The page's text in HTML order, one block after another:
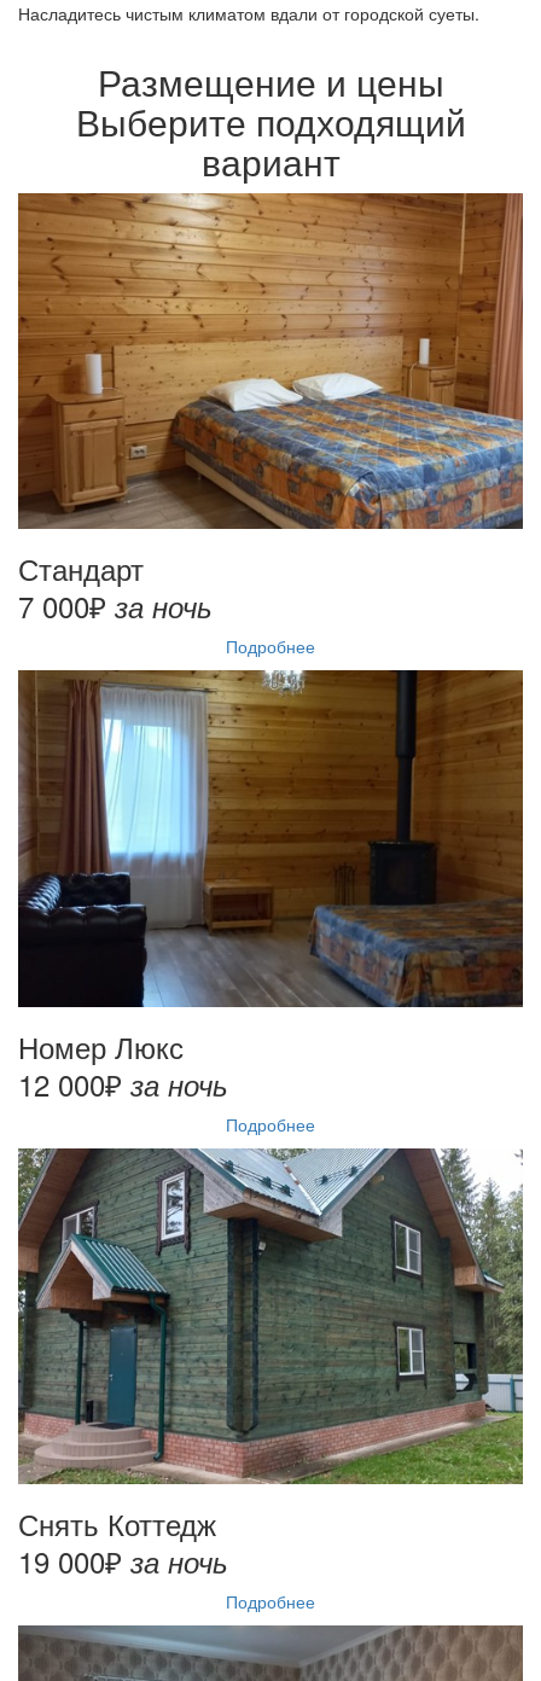
Насладитесь чистым климатом вдали от городской суеты.
Размещение и цены
Выберите подходящий
вариант
Стандарт
7 000₽ за ночь
Подробнее
Номер Люкс
12 000₽ за ночь
Подробнее
Снять Коттедж
19 000₽ за ночь
Подробнее